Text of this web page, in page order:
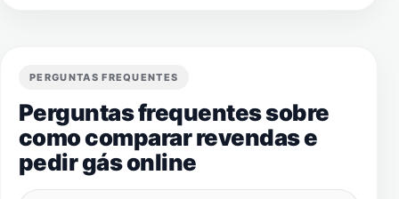
PERGUNTAS FREQUENTES
Perguntas frequentes sobre
como comparar revendas e
pedir gás online